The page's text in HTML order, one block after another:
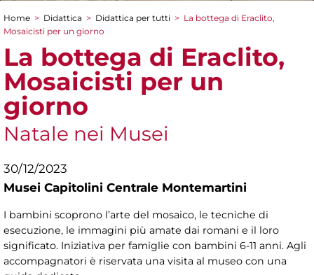
Tu sei qui
Home > Didattica > Didattica per tutti > La bottega di Eraclito,
Mosaicisti per un giorno
La bottega di Eraclito,
Mosaicisti per un
giorno
Natale nei Musei
30/12/2023
Musei Capitolini Centrale Montemartini
I bambini scoprono l’arte del mosaico, le tecniche di
esecuzione, le immagini più amate dai romani e il loro
significato. Iniziativa per famiglie con bambini 6-11 anni. Agli
accompagnatori è riservata una visita al museo con una